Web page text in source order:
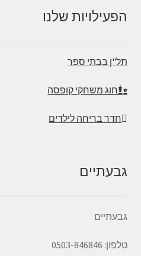
הפעילויות שלנו
תל"ן בבתי ספר
חוג משחקי קופסה
חדר בריחה לילדים
גבעתיים
גבעתיים
טלפון: 0503-846846